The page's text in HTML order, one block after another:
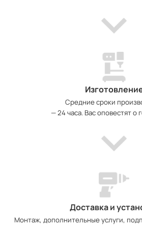
Средние сроки
— 24 часа. Вас оповестят о
Доставка и
Монтаж, дополнительные услуги,